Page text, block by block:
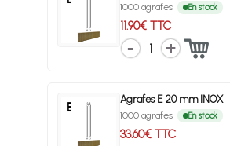
1000 agrafes En stock
11.90€ TTC
1
Agrafes E 20 mm INOX
1000 agrafes En stock
33.60€ TTC